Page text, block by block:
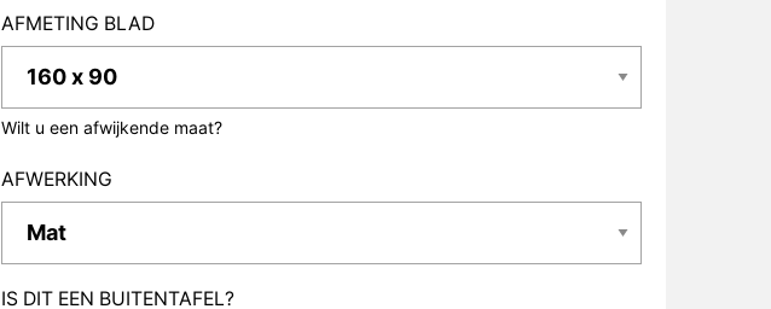
AFMETING BLAD
Wilt u een afwijkende maat?
AFWERKING
IS DIT EEN BUITENTAFEL?